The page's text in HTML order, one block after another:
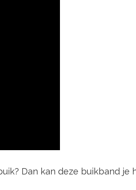
Dan kan deze buikband je